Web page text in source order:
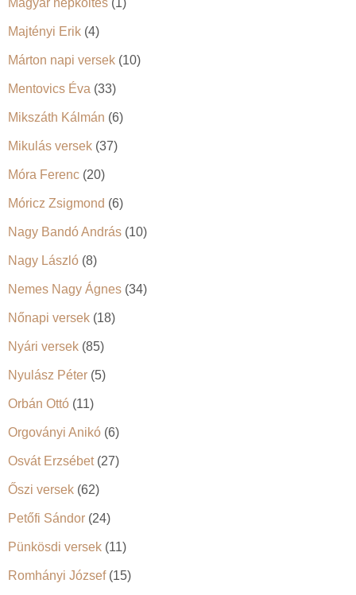
Majtényi Erik (4)
Márton napi versek (10)
Mentovics Éva (33)
Mikszáth Kálmán (6)
Mikulás versek (37)
Móra Ferenc (20)
Móricz Zsigmond (6)
Nagy Bandó András (10)
Nagy László (8)
Nemes Nagy Ágnes (34)
Nőnapi versek (18)
Nyári versek (85)
Nyulász Péter (5)
Orbán Ottó (11)
Orgoványi Anikó (6)
Osvát Erzsébet(27)
Őszi versek (62)
Petőfi Sándor (24)
Pünkösdi versek (11)
Romhányi József(15)